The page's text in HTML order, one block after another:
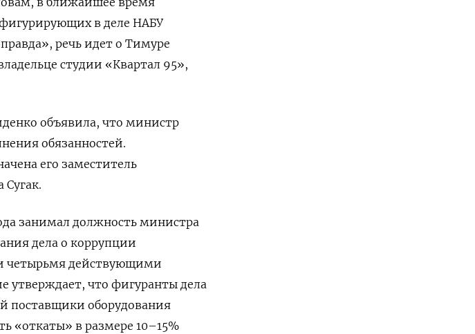
в деле НАБУ
речь идет о Тимуре
студии «Квартал 95»,
объявила, что министр
обязанностей.
его заместитель
занимал должность министра
дела о коррупции
четырьмя действующими
утверждает, что фигуранты дела
поставщики оборудования
«откаты» в размере 10–15%